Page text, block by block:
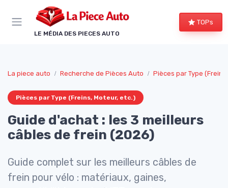
LE MÉDIA DES PIECES AUTO
TOPs
La piece auto Recherche de Pièces Auto Pièces par Type
Pièces par Type (Freins, Moteur, etc.)
Guide d'achat : les 3 meilleurs
câbles de frein (2026)
Guide complet sur les meilleurs câbles de
frein pour vélo : matériaux, gaines,
Panneau de gestion des cookies